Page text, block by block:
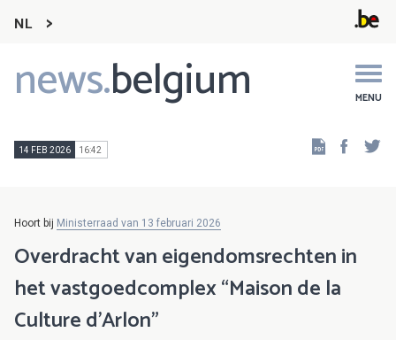
NL
news.belgium MENU
Main
navigation
14 FEB 2026 16:42
Hoort bij Ministerraad van 13 februari 2026
Overdracht van eigendomsrechten in
het vastgoedcomplex “Maison de la
Culture d’Arlon”